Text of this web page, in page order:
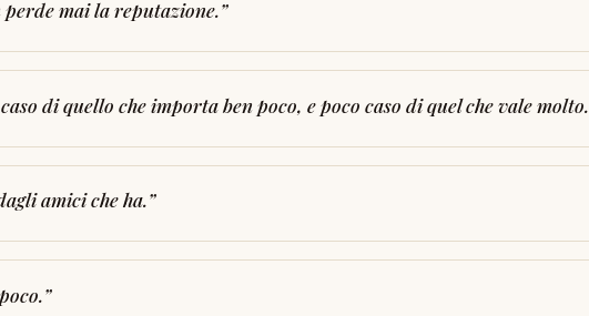
mai la reputazione.”
di quello che importa ben poco, e poco caso di quel che vale molto.
amici che ha.”
”